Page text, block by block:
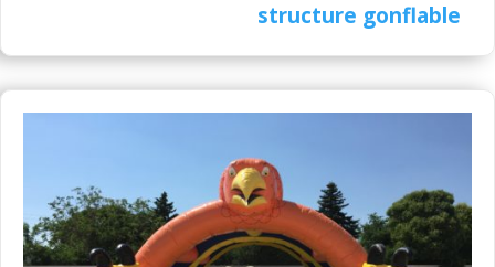
structure gonflable